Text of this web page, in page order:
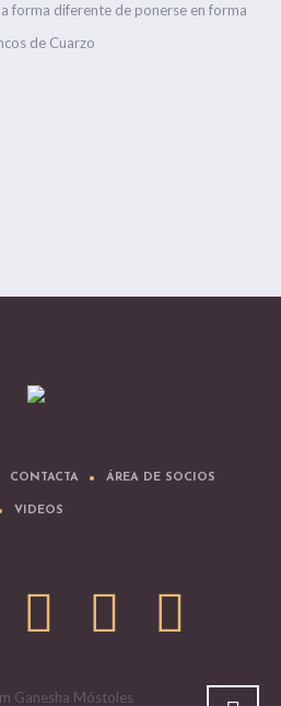
forma diferente de ponerse en forma
de Cuarzo
CONTACTA ÁREA DE SOCIOS
VIDEOS
Ganesha Móstoles